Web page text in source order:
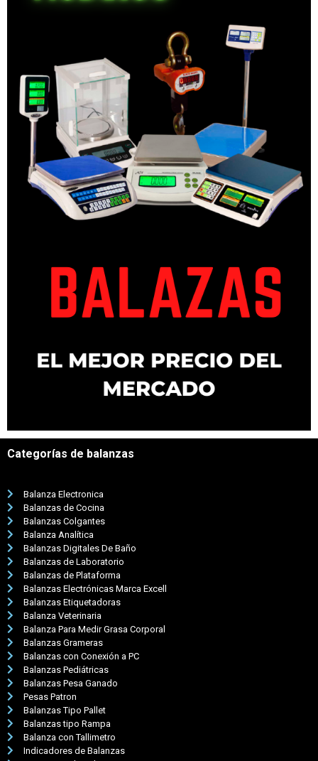
Categorías de balanzas
Balanza Electronica
Balanzas de Cocina
Balanzas Colgantes
Balanza Analítica
Balanzas Digitales De Baño
Balanzas de Laboratorio
Balanzas de Plataforma
Balanzas Electrónicas Marca Excell
Balanzas Etiquetadoras
Balanza Veterinaria
Balanza Para Medir Grasa Corporal
Balanzas Grameras
Balanzas con Conexión a PC
Balanzas Pediátricas
Balanzas Pesa Ganado
Pesas Patron
Balanzas Tipo Pallet
Balanzas tipo Rampa
Balanza con Tallimetro
Indicadores de Balanzas